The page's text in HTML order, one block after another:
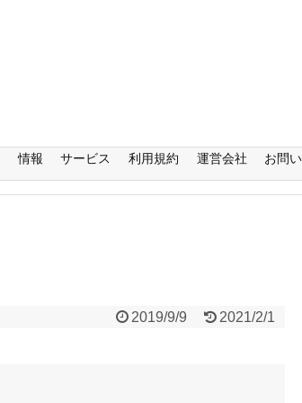
情報 サービス 利用規約 運営会社 お問
2019/9/9 2021/2/1